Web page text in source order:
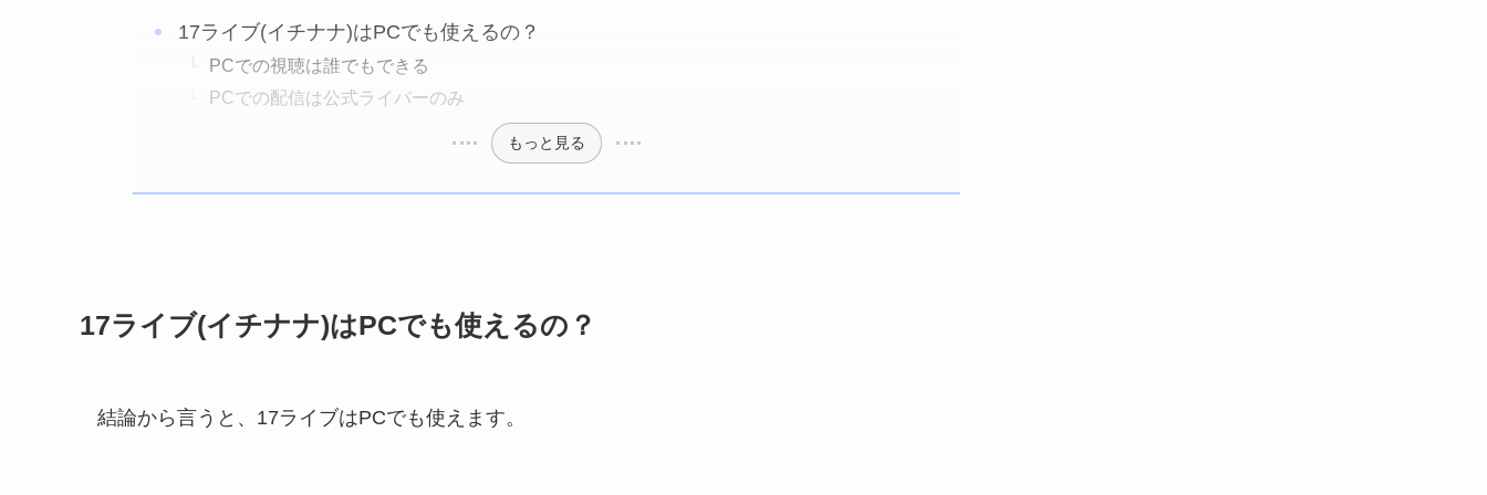
17ライブ(イチナナ)はPCでも使えるの？
PCでの視聴は誰でもできる
PCでの配信は公式ライバーのみ
もっと見る
17ライブ(イチナナ)はPCでも使えるの？
結論から言うと、17ライブはPCでも使えます。